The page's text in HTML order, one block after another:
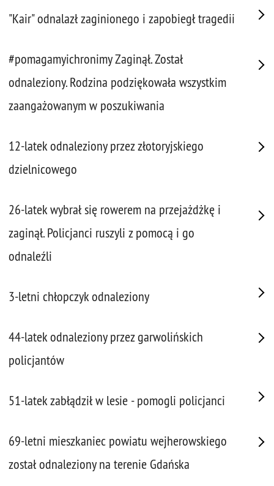
"Kair" odnalazł zaginionego i zapobiegł tragedii
#pomagamyichronimy Zaginął. Został
odnaleziony. Rodzina podziękowała wszystkim
zaangażowanym w poszukiwania
12-latek odnaleziony przez złotoryjskiego
dzielnicowego
26-latek wybrał się rowerem na przejażdżkę i
zaginął. Policjanci ruszyli z pomocą i go
odnaleźli
3-letni chłopczyk odnaleziony
44-latek odnaleziony przez garwolińskich
policjantów
51-latek zabłądził w lesie - pomogli policjanci
69-letni mieszkaniec powiatu wejherowskiego
został odnaleziony na terenie Gdańska